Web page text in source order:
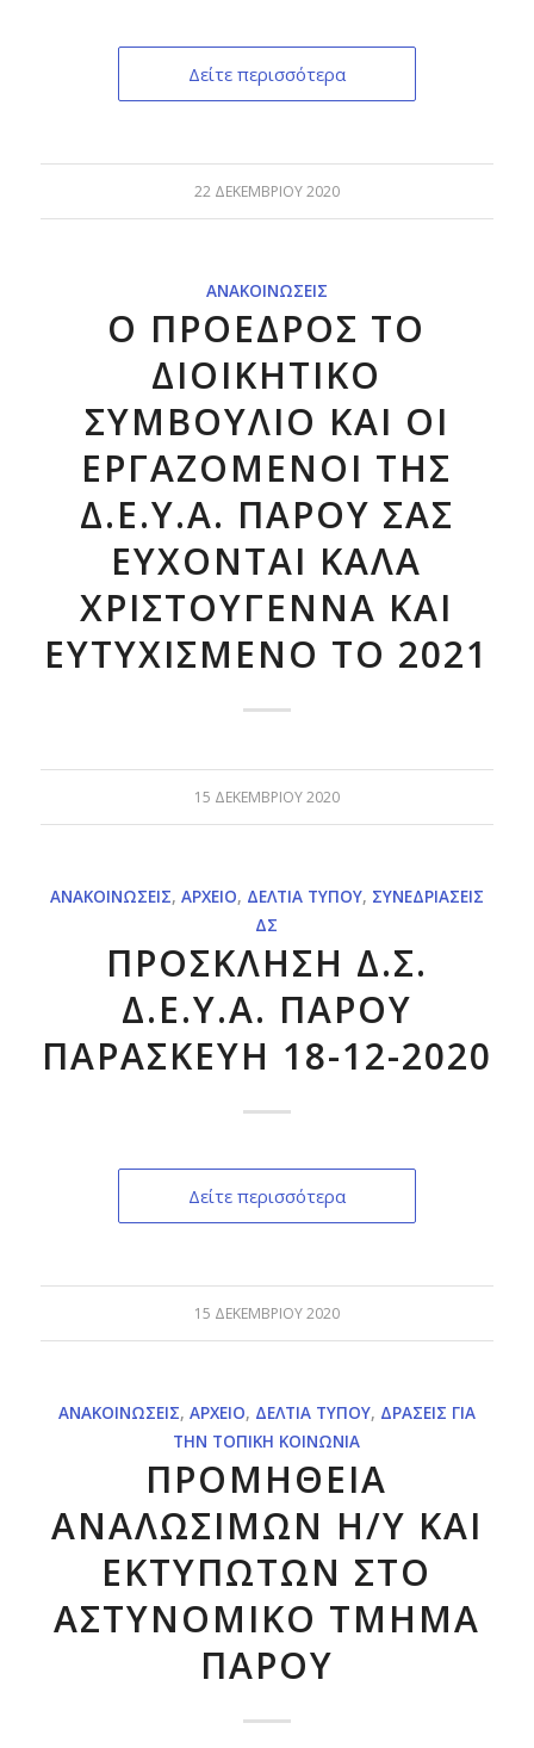
Δείτε περισσότερα
22 ΔΕΚΕΜΒΡΊΟΥ 2020
ΑΝΑΚΟΙΝΏΣΕΙΣ
Ο ΠΡΟΕΔΡΟΣ ΤΟ
ΔΙΟΙΚΗΤΙΚΟ
ΣΥΜΒΟΥΛΙΟ ΚΑΙ ΟΙ
ΕΡΓΑΖΟΜΕΝΟΙ ΤΗΣ
Δ.Ε.Υ.Α. ΠΑΡΟΥ ΣΑΣ
ΕΥΧΟΝΤΑΙ ΚΑΛΑ
ΧΡΙΣΤΟΥΓΕΝΝΑ ΚΑΙ
ΕΥΤΥΧΙΣΜΕΝΟ ΤΟ 2021
15 ΔΕΚΕΜΒΡΊΟΥ 2020
ΑΝΑΚΟΙΝΏΣΕΙΣ, ΑΡΧΕΊΟ, ΔΕΛΤΊΑ ΤΎΠΟΥ, ΣΥΝΕΔΡΙΆΣΕΙΣ
ΔΣ
ΠΡΟΣΚΛΗΣΗ Δ.Σ.
Δ.Ε.Υ.Α. ΠΑΡΟΥ
ΠΑΡΑΣΚΕΥΗ 18-12-2020
Δείτε περισσότερα
15 ΔΕΚΕΜΒΡΊΟΥ 2020
ΑΝΑΚΟΙΝΏΣΕΙΣ, ΑΡΧΕΊΟ, ΔΕΛΤΊΑ ΤΎΠΟΥ, ΔΡΆΣΕΙΣ ΓΙΑ
ΤΗΝ ΤΟΠΙΚΉ ΚΟΙΝΩΝΊΑ
ΠΡΟΜΗΘΕΙΑ
ΑΝΑΛΩΣΙΜΩΝ Η/Υ ΚΑΙ
ΕΚΤΥΠΩΤΩΝ ΣΤΟ
ΑΣΤΥΝΟΜΙΚΟ ΤΜΗΜΑ
ΠΑΡΟΥ